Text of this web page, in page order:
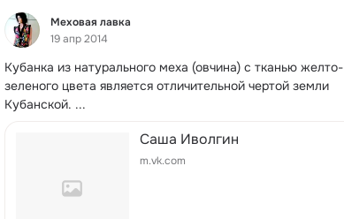
Фид
Меховая лавка
19 апр 2014
Кубанка из натурального меха (овчина) с тканью желто-
зеленого цвета является отличительной чертой земли
Кубанской. ...
Саша Иволгин
m.vk.com